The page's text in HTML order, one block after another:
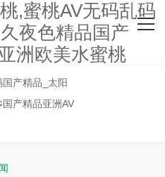
,蜜桃AV无码乱码
夜色精品国产
洲欧美水蜜桃